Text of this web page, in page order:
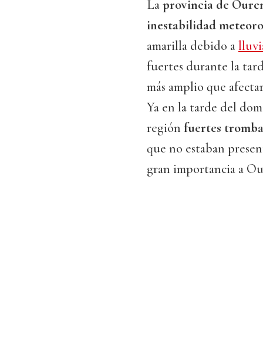
Laprovincia de
inestabilidad
amarilla debido a
fuertes durante la
más amplio que
Ya en la tarde del
región fuertes
que no estaban
gran importancia a